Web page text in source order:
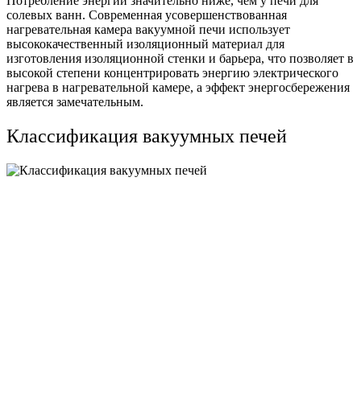
солевых ванн. Современная усовершенствованная
нагревательная камера вакуумной печи использует
высококачественный изоляционный материал для
изготовления изоляционной стенки и барьера, что позволяет в
высокой степени концентрировать энергию электрического
нагрева в нагревательной камере, а эффект энергосбережения
является замечательным.
Классификация вакуумных печей